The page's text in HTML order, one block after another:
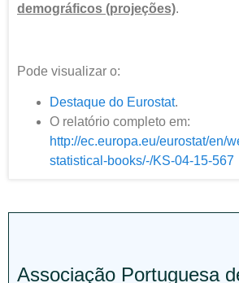
demográficos (projeções).
Pode visualizar o:
Destaque do Eurostat.
O relatório completo em:
http://ec.europa.eu/eurostat/en/
statistical-books/-/KS-04-15-567
Associação Portuguesa